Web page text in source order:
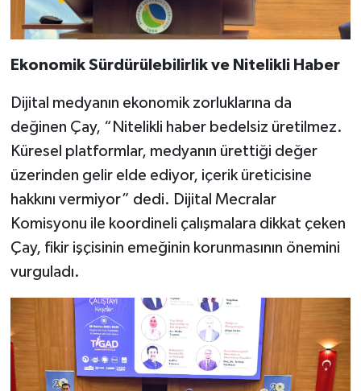
Ekonomik Sürdürülebilirlik ve Nitelikli Haber
Dijital medyanın ekonomik zorluklarına da
değinen Çay, “Nitelikli haber bedelsiz üretilmez.
Küresel platformlar, medyanın ürettiği değer
üzerinden gelir elde ediyor, içerik üreticisine
hakkını vermiyor” dedi. Dijital Mecralar
Komisyonu ile koordineli çalışmalara dikkat çeken
Çay, fikir işçisinin emeğinin korunmasının önemini
vurguladı.